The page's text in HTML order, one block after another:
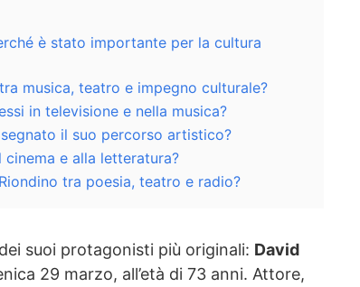
è stato importante per la cultura
musica, teatro e impegno culturale?
in televisione e nella musica?
il suo percorso artistico?
e alla letteratura?
tra poesia, teatro e radio?
suoi protagonisti più originali: David
29 marzo, all’età di 73 anni. Attore,